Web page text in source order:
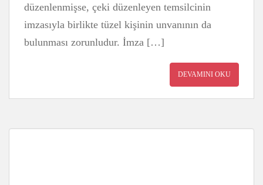
düzenlenmişse, çeki düzenleyen temsilcinin
imzasıyla birlikte tüzel kişinin unvanının da
bulunması zorunludur. İmza […]
DEVAMINI OKU